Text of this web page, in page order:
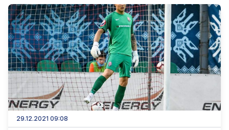
29.12.2021 09:08